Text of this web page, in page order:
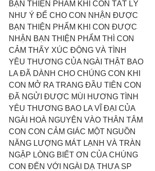
BẠN THIỆN PHẨM KHI CON TÁT LÝ
NHƯ Ý ĐỂ CHO CON NHẬN ĐƯỢC
BẠN THIỆN PHẨM KHI CON ĐƯỢC
NHẬN BẠN THIỆN PHẨM THÌ CON
CẢM THẤY XÚC ĐỘNG VÀ TÌNH
YÊU THƯƠNG CỦA NGÀI THẬT BAO
LA ĐÃ DÀNH CHO CHÚNG CON KHI
CON MỞ RA TRANG ĐẦU TIÊN CON
ĐÃ NGỬI ĐƯỢC MÙI HƯƠNG TÌNH
YÊU THƯƠNG BAO LA VĨ ĐẠI CỦA
NGÀI HOÀ NGUYỆN VÀO THÂN TÂM
CON CON CẢM GIÁC MỘT NGUỒN
NĂNG LƯỢNG MÁT LẠNH VÀ TRÀN
NGẬP LÒNG BIẾT ƠN CỦA CHÚNG
CON ĐẾN VỚI NGÀI DẠ THƯA SP